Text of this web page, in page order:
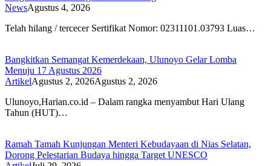
NewsAgustus 4, 2026
Telah hilang / tercecer Sertifikat Nomor: 02311101.03793 Luas…
Bangkitkan Semangat Kemerdekaan, Ulunoyo Gelar Lomba
Menuju 17 Agustus 2026
ArtikelAgustus 2, 2026Agustus 2, 2026
Ulunoyo,Harian.co.id – Dalam rangka menyambut Hari Ulang
Tahun (HUT)…
Ramah Tamah Kunjungan Menteri Kebudayaan di Nias Selatan,
Dorong Pelestarian Budaya hingga Target UNESCO